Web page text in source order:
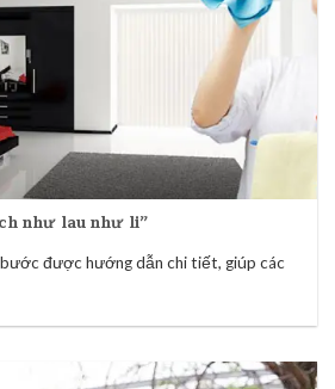
như lau như li”
bước được hướng dẫn chi tiết, giúp các